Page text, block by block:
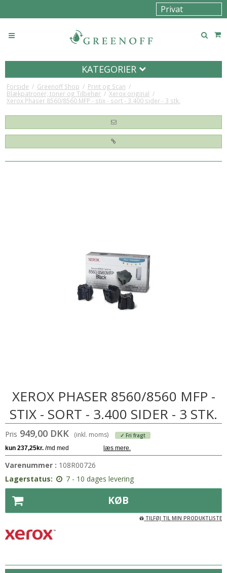
KATEGORIER
Forside / Greenoff Shop / Print og Scan /
Blækpatroner, toner og Tilbehør / Xerox original /
Xerox Phaser 8560/8560 MFP - stix - sort - 3.400 sider - 3 stk.
XEROX PHASER 8560/8560 MFP -
STIX - SORT - 3.400 SIDER - 3 STK.
Pris 949,00 DKK (inkl. moms) ✓ Fri fragt
Varenummer : 108R00726
Lagerstatus:
7 - 10 dages levering
KØB
TILFØJ TIL MIN PRODUKTLISTE